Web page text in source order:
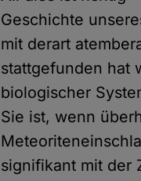
Geschichte
mit derart
stattgefunden hat
biologischer
Sie ist, wenn
signifikant mit der